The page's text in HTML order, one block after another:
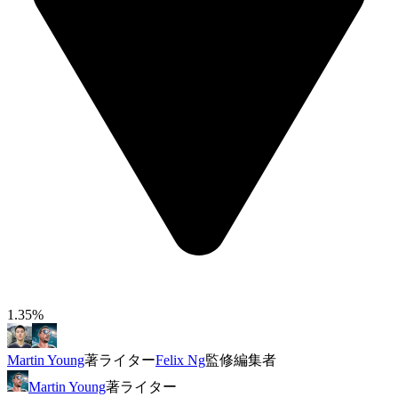
1.35%
Martin Young著ライターFelix Ng監修編集者
Martin Young著ライター